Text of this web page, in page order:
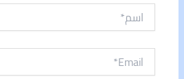
اسم*
Email*